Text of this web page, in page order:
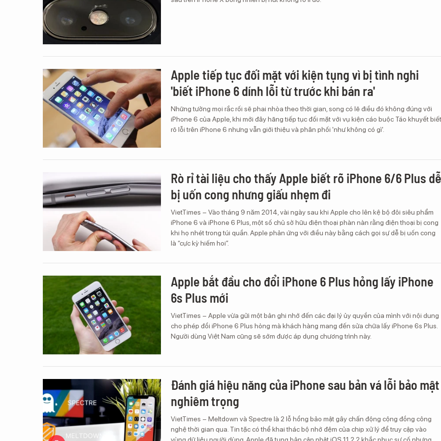
Apple tiếp tục đối mặt với kiện tụng vì bị tình nghi
'biết iPhone 6 dính lỗi từ trước khi bán ra'
Những tưởng mọi rắc rối sẽ phai nhòa theo thời gian, song có lẽ điều đó không đúng với
iPhone 6 của Apple, khi mới đây hãng tiếp tục đối mặt với vụ kiện cáo buộc Táo khuyết biết
rõ lỗi trên iPhone 6 nhưng vẫn giới thiệu và phân phối 'như không có gì'.
Rò rỉ tài liệu cho thấy Apple biết rõ iPhone 6/6 Plus dễ
bị uốn cong nhưng giấu nhẹm đi
VietTimes – Vào tháng 9 năm 2014, vài ngày sau khi Apple cho lên kệ bộ đôi siêu phẩm
iPhone 6 và iPhone 6 Plus, một số chủ sở hữu điện thoại phàn nàn rằng điện thoại bị cong
khi họ nhét trong túi quần. Apple phản ứng với điều này bằng cách gọi sự dễ bị uốn cong
là “cực kỳ hiếm hoi”.
Apple bắt đầu cho đổi iPhone 6 Plus hỏng lấy iPhone
6s Plus mới
VietTimes – Apple vừa gửi một bản ghi nhớ đến các đại lý ủy quyền của mình với nội dung
cho phép đổi iPhone 6 Plus hỏng mà khách hàng mang đến sửa chữa lấy iPhone 6s Plus.
Người dùng Việt Nam cũng sẽ sớm được áp dụng chương trình này.
Đánh giá hiệu năng của iPhone sau bản vá lỗi bảo mật
nghiêm trọng
VietTimes – Meltdown và Spectre là 2 lỗ hổng bảo mật gây chấn động cộng đồng công
nghệ thời gian qua. Tin tặc có thể khai thác bộ nhớ đệm của chip xử lý để truy cập vào